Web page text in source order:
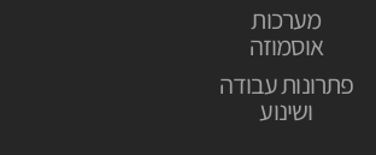
מערכות
אוסמוזה
פתרונות עבודה
ושינוע